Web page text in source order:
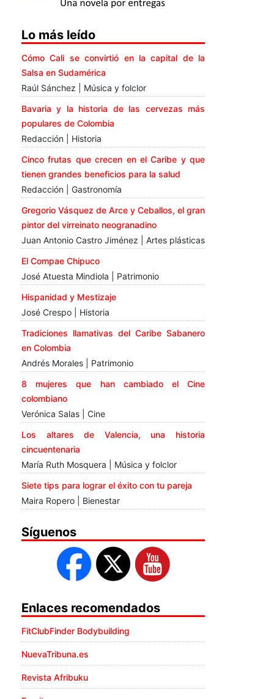
Lo más leído
Cómo Cali se convirtió en la capital de la
Salsa en Sudamérica
Raúl Sánchez | Música y folclor
Bavaria y la historia de las cervezas más
populares de Colombia
Redacción | Historia
Cinco frutas que crecen en el Caribe y que
tienen grandes beneficios para la salud
Redacción | Gastronomía
Gregorio Vásquez de Arce y Ceballos, el gran
pintor del virreinato neogranadino
Juan Antonio Castro Jiménez | Artes plásticas
El Compae Chipuco
José Atuesta Mindiola | Patrimonio
Hispanidad y Mestizaje
José Crespo | Historia
Tradiciones llamativas del Caribe Sabanero
en Colombia
Andrés Morales | Patrimonio
8 mujeres que han cambiado el Cine
colombiano
Verónica Salas | Cine
Los altares de Valencia, una historia
cincuentenaria
María Ruth Mosquera | Música y folclor
Siete tips para lograr el éxito con tu pareja
Maira Ropero | Bienestar
Síguenos
Enlaces recomendados
FitClubFinder Bodybuilding
NuevaTribuna.es
Revista Afribuku